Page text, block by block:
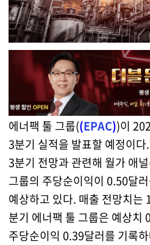
에너팩 툴 그룹((EPAC))이
3분기 실적을 발표할 예정이다.
3분기 전망과 관련해 월가 애
그룹의 주당순이익이 0.50달
예상하고 있다. 매출 전망치는
분기 에너팩 툴 그룹은 예상치
주당순이익 0.39달러를 기록